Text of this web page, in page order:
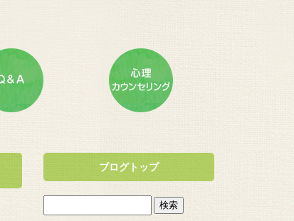
ブログトップ